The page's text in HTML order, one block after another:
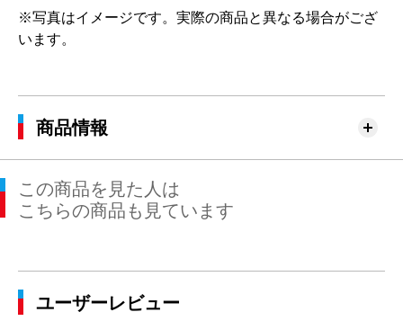
※写真はイメージです。実際の商品と異なる場合がござ
います。
商品情報
この商品を見た人は
こちらの商品も見ています
ユーザーレビュー